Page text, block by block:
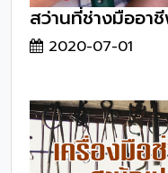
สว่านที่ช่างมืออา
2020-07-01